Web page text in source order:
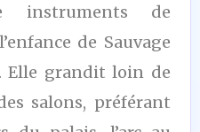
instruments de
de Sauvage
Elle grandit loin de
salons, préférant